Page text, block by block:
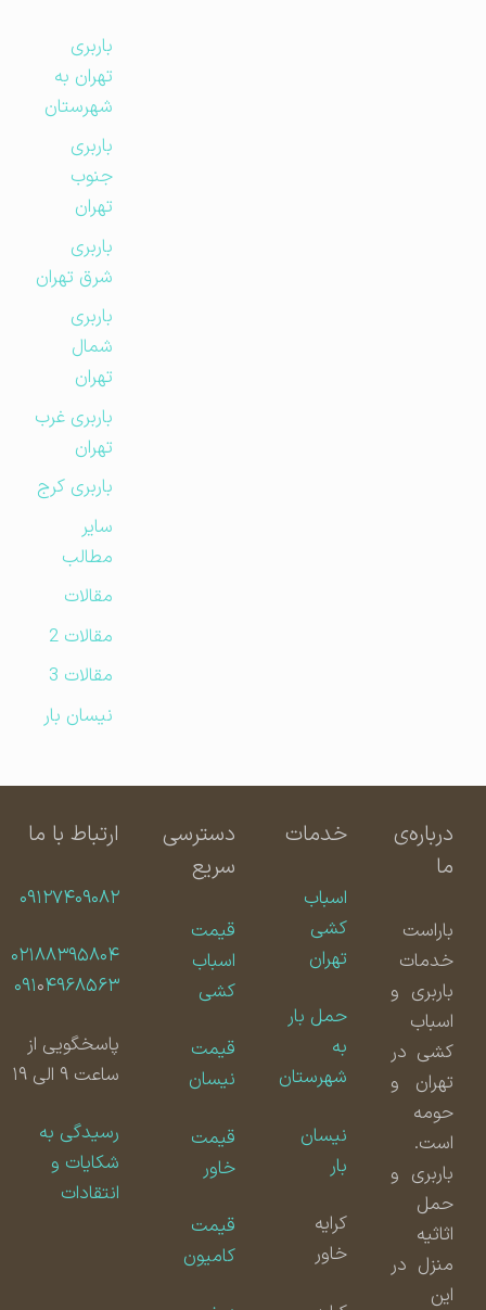
باربری
تهران به
شهرستان
باربری
جنوب
تهران
باربری
شرق تهران
باربری
شمال
تهران
باربری غرب
تهران
باربری کرج
مطالب
مقالات
مقالات 2
مقالات 3
نیسان بار
درباره‌ی
باراست
خدمات
باربری و
اسباب
کشی در
تهران و
حومه
است.
باربری و
حمل
اثاثیه
منزل در
خدمات
اسباب
کشی
تهران
حمل بار
شهرستان
نیسان
دسترسی
سریع
قیمت
اسباب
کشی
قیمت
نیسان
قیمت
قیمت
کامیون
ارتباط با ما
۰۹۱۲۷۴۰۹۰۸۲
۰۲۱۸۸۳۹۵۸۰۴
۰۹۱۰۴۹۶۸۵۶۳
پاسخگویی از
ساعت ۹ الی ۱۹
رسیدگی به
شکایات و
انتقادات